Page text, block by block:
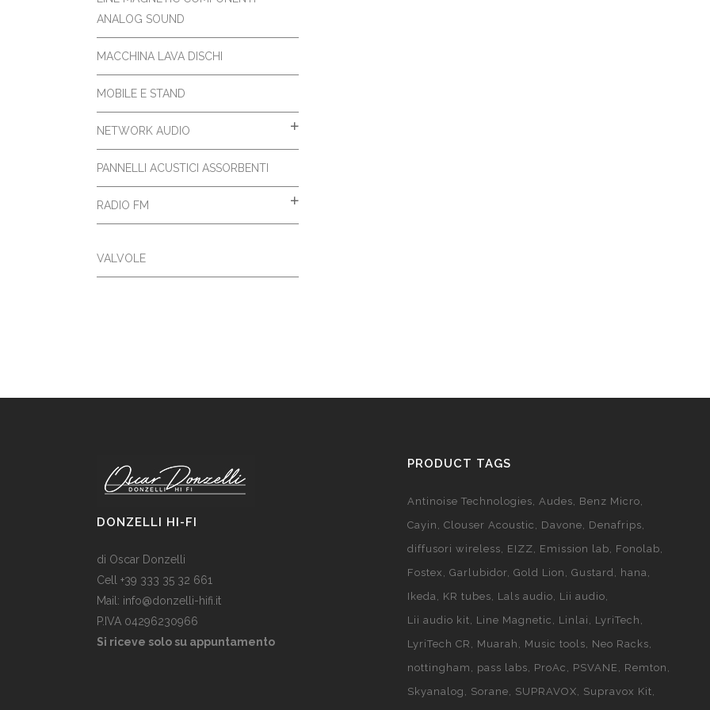
ANALOG SOUND
MACCHINA LAVA DISCHI
MOBILE E STAND
NETWORK AUDIO
PANNELLI ACUSTICI ASSORBENTI
RADIO FM
VALVOLE
DONZELLI HI-FI
di Oscar Donzelli
Cell +39 333 35 32 661
Mail: info@donzelli-hifi.it
P.IVA 04296230966
Si riceve solo su appuntamento
PRODUCT TAGS
Antinoise Technologies Audes
Benz Micro
Cayin
Clouser Acoustic Davone
Denafrips
diffusori wireless
EIZZ Emission lab
Fonolab
Fostex
Garlubidor Gold Lion Gustard
hana
Ikeda
KR tubes Lals audio
Lii audio
Lii audio kit
Line Magnetic Linlai
LyriTech
LyriTech CR
Muarah Music tools
Neo Racks
nottingham
pass labs ProAc PSVANE
Remton
Skyanalog
Sorane SUPRAVOX
Supravox Kit